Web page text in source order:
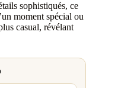
sophistiqués, ce
moment spécial ou
casual, révélant